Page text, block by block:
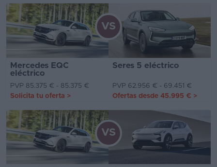
Mercedes EQC
eléctrico
Seres 5 eléctrico
VS
PVP 85.375 € - 85.375 €
PVP 62.956 € - 69.451 €
Solicita tu oferta > Ofertas desde 45.995 € >
VS